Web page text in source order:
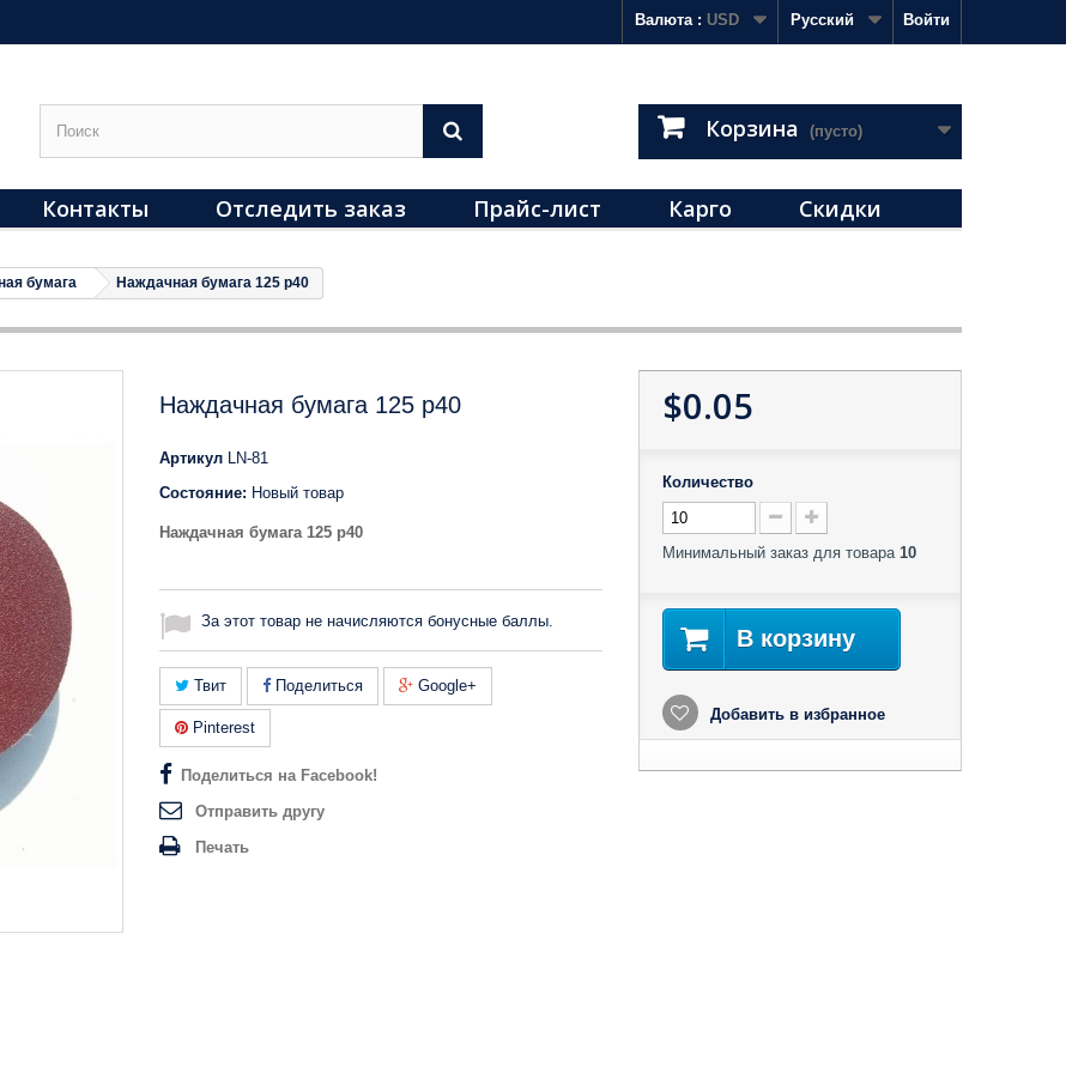
Войти
Русский
Валюта : USD
Корзина (пусто)
Контакты Отследить заказ Прайс-лист Карго Скидки
бумага Наждачная бумага 125 p40
Наждачная бумага 125 p40
Артикул LN-81
Состояние: Новый товар
Наждачная бумага 125 p40
За этот товар не начисляются бонусные баллы.
Твит Поделиться Google+
Pinterest
Поделиться на Facebook!
Отправить другу
Печать
$0.05
Количество
Минимальный заказ для товара 10
В корзину
Добавить в избранное